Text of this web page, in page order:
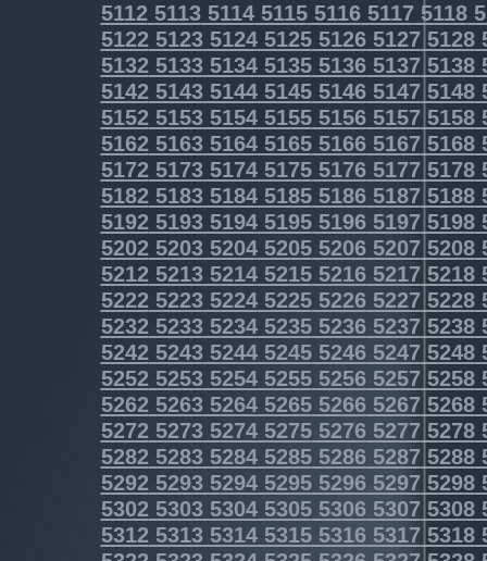
5112511351145115511651175118
5122512351245125512651275128
5132513351345135513651375138
5142514351445145514651475148
5152515351545155515651575158
5162516351645165516651675168
5172517351745175517651775178
5182518351845185518651875188
5192519351945195519651975198
5202520352045205520652075208
5212521352145215521652175218
5222522352245225522652275228
5232523352345235523652375238
5242524352445245524652475248
5252525352545255525652575258
5262526352645265526652675268
5272527352745275527652775278
5282528352845285528652875288
5292529352945295529652975298
5302530353045305530653075308
5312531353145315531653175318